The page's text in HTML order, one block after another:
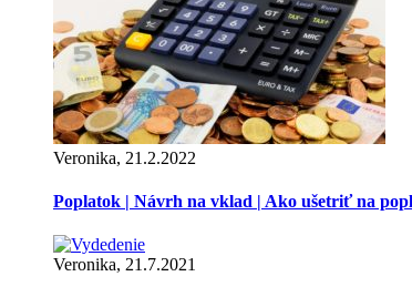
Veronika, 21.2.2022
Poplatok | Návrh na vklad | Ako ušetriť na
Veronika, 21.7.2021